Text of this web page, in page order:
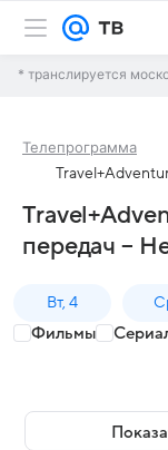
* транслируется
Телепрограмма
передач –
Вт, 4
Фильмы